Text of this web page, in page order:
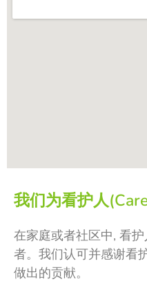
我们为看护人
在家庭或者社区中, 看
者。我们认可并感谢看
做出的贡献。